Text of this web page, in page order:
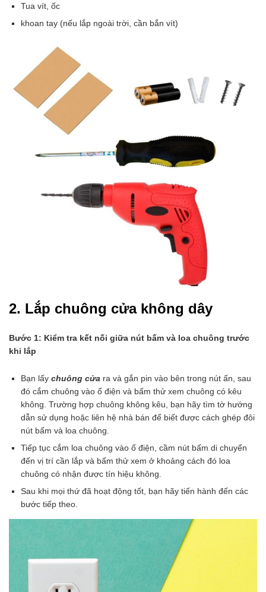
Tua vít, ốc
khoan tay (nếu lắp ngoài trời, cần bắn vít)
2. Lắp chuông cửa không dây
Bước 1: Kiểm tra kết nối giữa nút bấm và loa chuông trước
khi lắp
Bạn lấy chuông cửa ra và gắn pin vào bên trong nút ấn, sau
đó cắm chuông vào ổ điện và bấm thử xem chuông có kêu
không. Trường hợp chuông không kêu, bạn hãy tìm tờ hướng
dẫn sử dụng hoặc liên hệ nhà bán để biết được cách ghép đôi
nút bấm và loa chuông.
Tiếp tục cắm loa chuông vào ổ điện, cầm nút bấm di chuyển
đến vị trí cần lắp và bấm thử xem ở khoảng cách đó loa
chuông có nhận được tín hiệu không.
Sau khi mọi thứ đã hoạt động tốt, bạn hãy tiến hành đến các
bước tiếp theo.